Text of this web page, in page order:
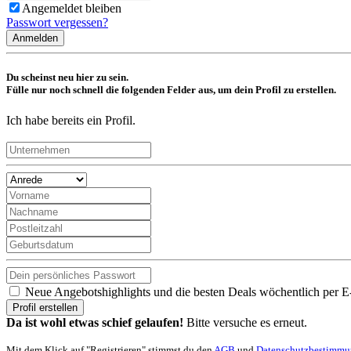
Angemeldet bleiben
Passwort vergessen?
Anmelden
Du scheinst neu hier zu sein.
Fülle nur noch schnell die folgenden Felder aus, um dein Profil zu erstellen.
Ich habe bereits ein Profil.
Neue Angebotshighlights und die besten Deals wöchentlich per
Profil erstellen
Da ist wohl etwas schief gelaufen! Bitte versuche es erneut.